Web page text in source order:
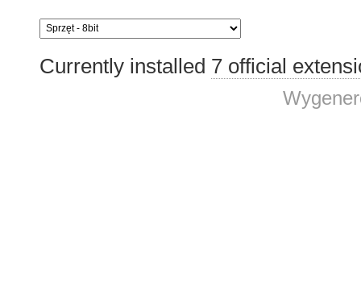
Currently installed 7 official